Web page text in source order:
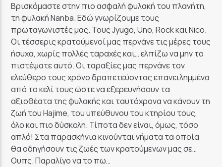
Βρισκόμαστε στην πιο ασφαλή φυλακή του πλανήτη,
τη φυλακή Nanba. Εδώ γνωρίζουμε τους
πρωταγωνιστές μας. Τους Jyugo, Uno, Rock και Nico.
Οι τέσσερις κρατούμενοί μας περνάνε τις μέρες τους
ήσυχα, χωρίς πολλές ταραχές και… ελπίζω να μην το
πιστέψατε αυτό. Οι ταραξίες μας περνάνε τον
ελεύθερο τους χρόνο δραπετεύοντας επανειλημμένα
από το κελί τους ώστε να εξερευνήσουν τα
αξιοθέατα της φυλακής και ταυτόχρονα να κάνουν τη
ζωή του Hajime, του υπεύθυνου του κτηρίου τους,
όλο και πιο δύσκολη. Τίποτα δεν είναι, όμως, τόσο
απλό! Στα παρασκήνια κινούνται νήματα τα οποία
θα οδηγήσουν τις ζωές των κρατούμενων μας σε…
Ουπς. Παραλίγο να το πω…